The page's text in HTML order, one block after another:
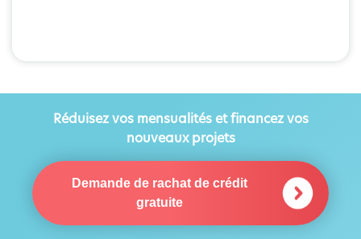
Réduisez vos mensualités et financez vos
nouveaux projets
Demande de rachat de crédit
gratuite